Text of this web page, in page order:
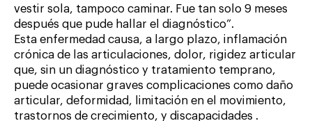
vestir sola, tampoco caminar. Fue tan solo 9 meses
después que pude hallar el diagnóstico”.
Esta enfermedad causa, a largo plazo, inflamación
crónica de las articulaciones, dolor, rigidez articular
que, sin un diagnóstico y tratamiento temprano,
puede ocasionar graves complicaciones como daño
articular, deformidad, limitación en el movimiento,
trastornos de crecimiento, y discapacidades .